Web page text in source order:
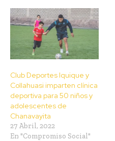
Club Deportes Iquique y
Collahuasi imparten clínica
deportiva para 50 niños y
adolescentes de
Chanavayita
27 Abril, 2022
En "Compromiso Social"